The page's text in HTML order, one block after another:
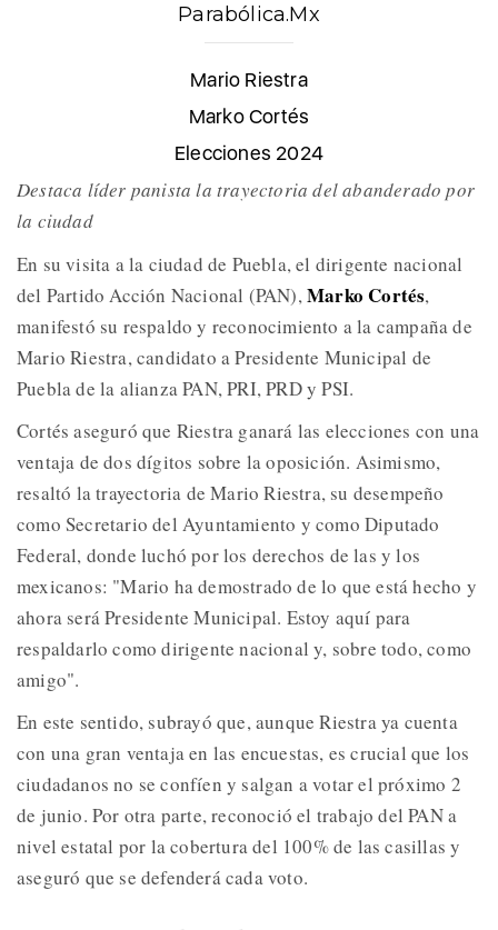
Parabólica.Mx
Mario Riestra
Marko Cortés
Elecciones 2024
Destaca líder panista la trayectoria del abanderado por
la ciudad
En su visita a la ciudad de Puebla, el dirigente nacional
del Partido Acción Nacional (PAN),Marko Cortés,
manifestó su respaldo y reconocimiento a la campaña de
Mario Riestra, candidato a Presidente Municipal de
Puebla de la alianza PAN, PRI, PRD y PSI.
Cortés aseguró que Riestra ganará las elecciones con una
ventaja de dos dígitos sobre la oposición. Asimismo,
resaltó la trayectoria de Mario Riestra, su desempeño
como Secretario del Ayuntamiento y como Diputado
Federal, donde luchó por los derechos de las y los
mexicanos: "Mario ha demostrado de lo que está hecho y
ahora será Presidente Municipal. Estoy aquí para
respaldarlo como dirigente nacional y, sobre todo, como
amigo".
En este sentido, subrayó que, aunque Riestra ya cuenta
con una gran ventaja en las encuestas, es crucial que los
ciudadanos no se confíen y salgan a votar el próximo 2
de junio. Por otra parte, reconoció el trabajo del PAN a
nivel estatal por la cobertura del 100% de las casillas y
aseguró que se defenderá cada voto.